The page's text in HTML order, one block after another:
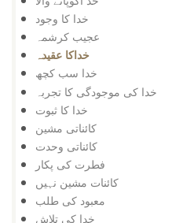
خدا کا وجود
عجیب کرشمہ
خداکا عقیدہ
خدا سب کچھ
خدا کی موجودگی کا تجربہ
خدا کا ثبوت
کائناتی مشین
کائناتی وحدت
فطرت کی پکار
کائنات مشین نہیں
معبود کی طلب
خدا کی تلاش